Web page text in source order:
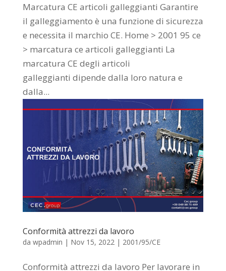
Marcatura CE articoli galleggianti Garantire
il galleggiamento è una funzione di sicurezza
e necessita il marchio CE. Home > 2001 95 ce
> marcatura ce articoli galleggianti La
marcatura CE degli articoli
galleggianti dipende dalla loro natura e
dalla...
Conformità attrezzi da lavoro
da wpadmin | Nov 15, 2022 | 2001/95/CE
Conformità attrezzi da lavoro Per lavorare in